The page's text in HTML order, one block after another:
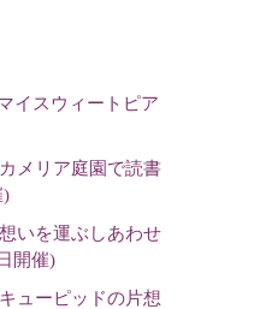
イスウィートピア
メリア庭園で読書
)
いを運ぶしあわせ
開催)
ューピッドの片想